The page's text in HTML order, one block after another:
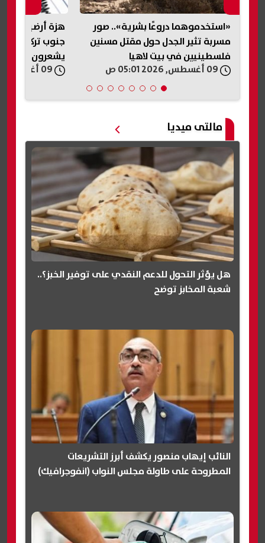
«استخدموهما دروعًا بشرية».. صور
مسربة تثير الجدل حول مقتل مسنين
فلسطينيين في بيت لاهيا
جنوب تركيا..
يشعرون بها
مالتى ميديا
هل يؤثر التحول للدعم النقدي على توفير الخبز؟..
شعبة المخابز توضح
النائب إيهاب منصور يكشف أبرز التشريعات
المطروحة على طاولة مجلس النواب (انفوجرافيك)